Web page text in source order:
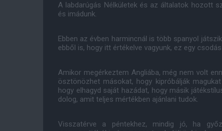
A labdarúgás Nélkületek és az általatok hozott
és imádunk.
Ebben az évben harmincnál is több spanyol
ebből is, hogy itt értékelve vagyunk, ez egy
Amikor megérkeztem Angliába, még nem volt
ösztönözhet másokat, hogy kipróbálják
hogy elhagyd saját hazádat, hogy másik
dolog, amit teljes mértékben ajánlani tudok.
Visszatérve a péntekhez, mindig jó, ha